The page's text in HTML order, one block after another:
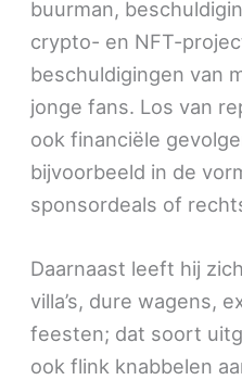
buurman,
crypto- en NFT-
beschuldigingen van
jonge fans. Los van
ook financiële
bijvoorbeeld in de
sponsordeals of
Daarnaast leeft hij
villa’s, dure wagens,
feesten; dat soort
ook flink knabbelen